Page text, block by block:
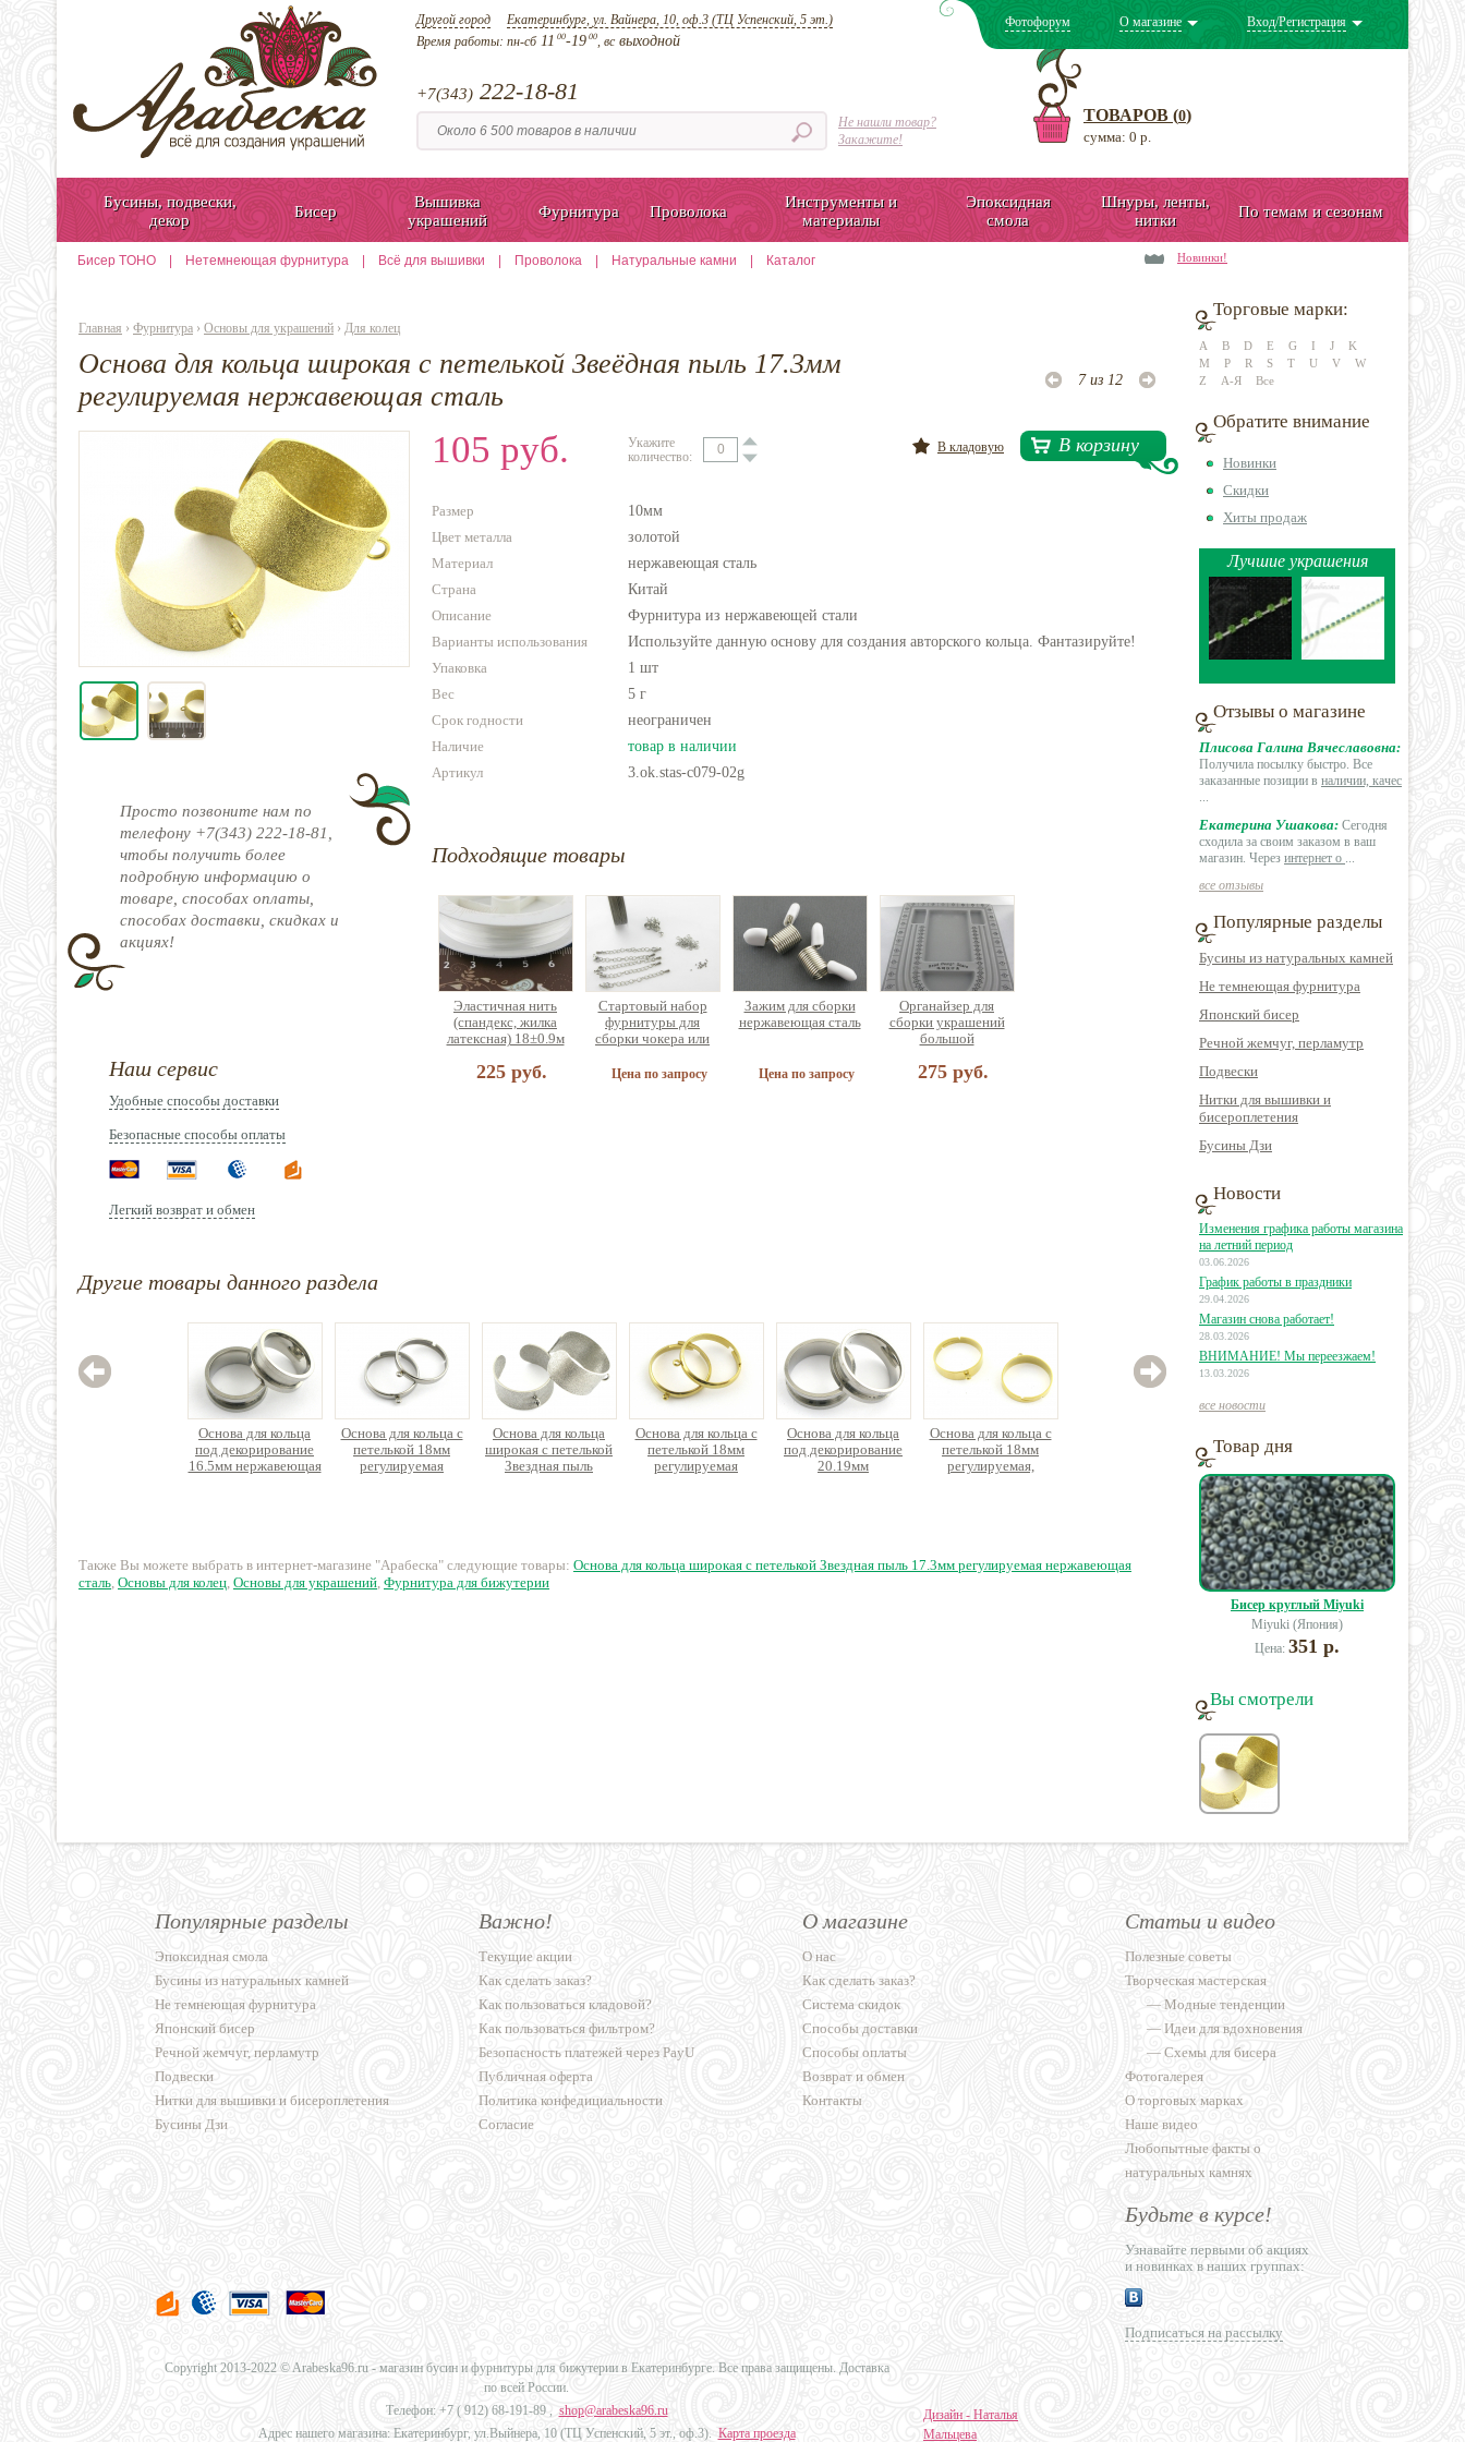
Другой город Екатеринбург, ул. Вайнера, 10, оф.3 (ТЦ Успенский, 5 эт.)
Время работы: пн-сб11 00-19 00, всвыходной
+7(343) 222-18-81
Не нашли товар?
Закажите!
Фотофорум О магазине Вход/Регистрация
ТОВАРОВ (0)
сумма: 0 р.
Бусины, подвески,
декор
Бисер
Вышивка
украшений
Фурнитура Проволока
Инструменты и
материалы
Эпоксидная
смола
Шнуры, ленты,
нитки
По темам и сезонам
Бисер TOHO Нетемнеющая фурнитура Всё для вышивки Проволока Натуральные камни Каталог Новинки!
Главная › Фурнитура › Основы для украшений › Для колец
Основа для кольца широкая с петелькой Звеёдная пыль 17.3мм
регулируемая нержавеющая сталь
7 из 12
Просто позвоните нам по
телефону +7(343) 222-18-81,
чтобы получить более
подробную информацию о
товаре, способах оплаты,
способах доставки, скидках и
акциях!
Наш сервис
Удобные способы доставки
Безопасные способы оплаты
Легкий возврат и обмен
105 руб.
Укажите
количество:
В корзину
В кладовую
Размер
10мм
Цвет металла
золотой
Материал
нержавеющая сталь
Страна
Китай
Описание
Фурнитура из нержавеющей стали
Варианты использования
Используйте данную основу для создания авторского кольца. Фантазируйте!
Упаковка
1 шт
Вес
5 г
Срок годности
неограничен
Наличие
товар в наличии
Артикул
3.ok.stas-c079-02g
Подходящие товары
Эластичная нить
(спандекс, жилка
латексная) 18±0.9м
225 руб.
Стартовый набор
фурнитуры для
сборки чокера или
украшений)
Цена по запросу
Зажим для сборки
нержавеющая сталь
Цена по запросу
Органайзер для
сборки украшений
большой
275 руб.
Другие товары данного раздела
Основа для кольца
под декорирование
16.5мм нержавеющая
Основа для кольца с
петелькой 18мм
регулируемая
Основа для кольца
широкая с петелькой
Звездная пыль
Основа для кольца с
петелькой 18мм
регулируемая
Основа для кольца
под декорирование
20.19мм
Основа для кольца с
петелькой 18мм
регулируемая,
под декорирование
19.21мм
нержавеющая сталь
95 руб.
площадкой 17мм
40 руб.
Также Вы можете выбрать в интернет-магазине "Арабеска" следующие товары: Основа для кольца широкая с петелькой Звездная пыль 17.3мм регулируемая нержавеющая
сталь, Основы для колец, Основы для украшений, Фурнитура для бижутерии
Торговые марки:
A B D E G I J
K
M
P R S T U V
W
Z
А-Я Все
Обратите внимание
Новинки
Скидки
Хиты продаж
Лучшие украшения
Отзывы о магазине
Плисова Галина Вячеславовна:
Получила посылку быстро. Все
заказанные позиции в наличии, качес
...
Екатерина Ушакова: Сегодня
сходила за своим заказом в ваш
магазин. Через интернет о ...
все отзывы
Популярные разделы
Бусины из натуральных камней
Не темнеющая фурнитура
Японский бисер
Речной жемчуг, перламутр
Подвески
Нитки для вышивки и
бисероплетения
Бусины Дзи
Новости
Изменения графика работы магазина
на летний период
03.06.2026
График работы в праздники
29.04.2026
Магазин снова работает!
28.03.2026
ВНИМАНИЕ! Мы переезжаем!
13.03.2026
все новости
Товар дня
Бисер круглый Miyuki
Miyuki (Япония)
Цена: 351 р.
Вы смотрели
Популярные разделы
Эпоксидная смола
Бусины из натуральных камней
Не темнеющая фурнитура
Японский бисер
Речной жемчуг, перламутр
Подвески
Нитки для вышивки и бисероплетения
Бусины Дзи
Важно!
Текущие акции
Как сделать заказ?
Как пользоваться кладовой?
Как пользоваться фильтром?
Безопасность платежей через PayU
Публичная оферта
Политика конфедициальности
Согласие
О магазине
О нас
Как сделать заказ?
Система скидок
Способы доставки
Способы оплаты
Возврат и обмен
Контакты
Статьи и видео
Полезные советы
Творческая мастерская
—Модные тенденции
—Идеи для вдохновения
—Схемы для бисера
Фотогалерея
О торговых марках
Наше видео
Любопытные факты о
натуральных камнях
Будьте в курсе!
Узнавайте первыми об акциях
и новинках в наших группах:
Подписаться на рассылку
Copyright 2013-2022 © Arabeska96.ru - магазин бусин и фурнитуры для бижутерии в Екатеринбурге. Все права защищены. Доставка
по всей России.
Телефон: +7 ( 912) 68-191-89, shop@arabeska96.ru
Адрес нашего магазина: Екатеринбург, ул.Выйнера, 10 (ТЦ Успенский, 5 эт., оф.3). Карта проезда
Дизайн - Наталья
Мальцева